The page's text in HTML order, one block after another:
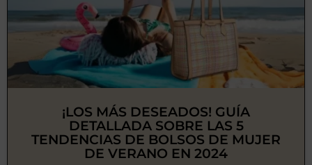
¡LOS MÁS DESEADOS! GUÍA
DETALLADA SOBRE LAS 5
TENDENCIAS DE BOLSOS DE MUJER
DE VERANO EN 2024